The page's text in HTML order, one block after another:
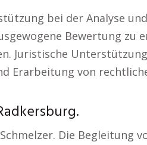
bei der Analyse und
Bewertung zu
Juristische
Erarbeitung von
Die Begleitung